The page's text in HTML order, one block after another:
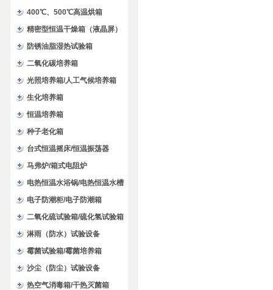
400℃、500℃高温烘箱
精密型恒温干燥箱（液晶屏）
防锈油脂湿热试验箱
二氧化碳培养箱
光照培养箱/人工气候培养箱
生化培养箱
恒温培养箱
种子老化箱
台式恒温摇床/恒温振荡器
马弗炉/箱式电阻炉
电热恒温水浴锅/电热恒温水槽
电子防潮柜/电子防潮箱
二氧化硫试验箱/硫化氢试验箱
淋雨（防水）试验设备
霉菌试验箱/霉菌培养箱
沙尘（防尘）试验设备
热空气消毒箱/干热灭菌箱